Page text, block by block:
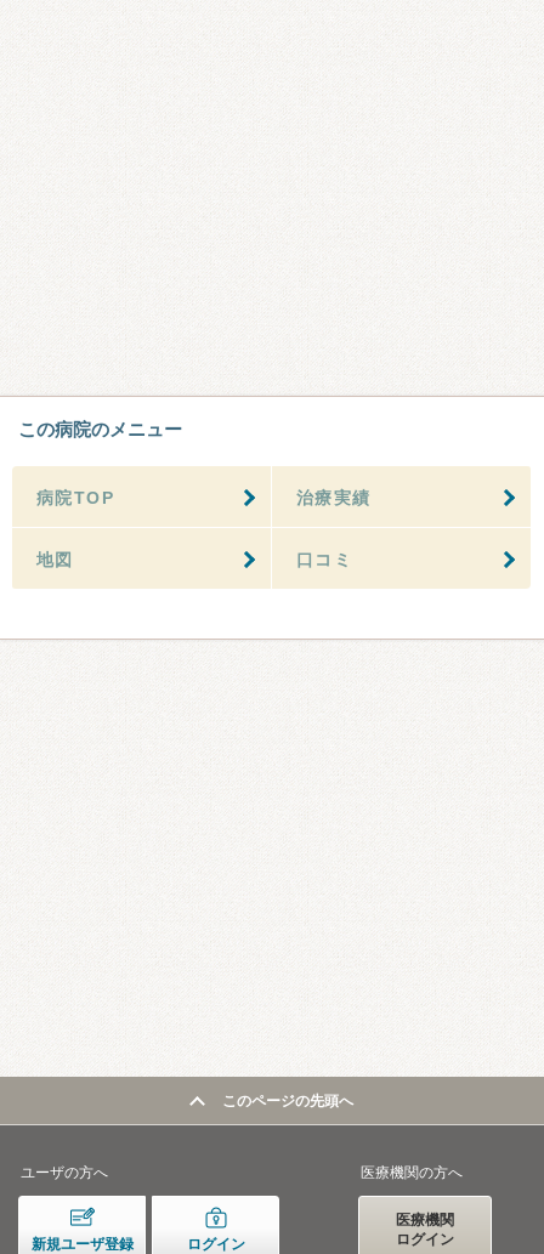
この病院のメニュー
病院TOP 治療実績
地図 口コミ
このページの先頭へ
ユーザの方へ
新規ユーザ登録 ログイン
医療機関の方へ
医療機関
ログイン